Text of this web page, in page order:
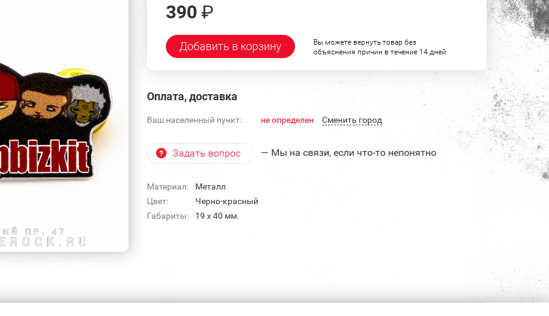
390 ₽
Добавить в корзину
Вы можете вернуть товар без
объяснения причин в течение 14 дней
Оплата, доставка
Ваш населенный пункт: не определен Cменить город
Задать вопрос — Мы на связи, если что-то непонятно
Материал:
Металл
Цвет:
Черно-красный
Габариты:
19 x 40 мм.